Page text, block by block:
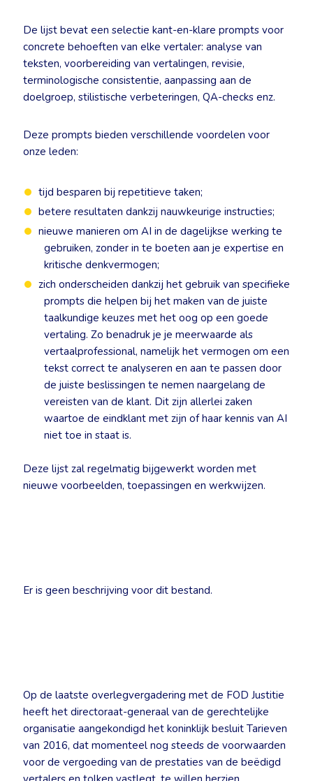
De lijst bevat een selectie kant-en-klare prompts voor
concrete behoeften van elke vertaler: analyse van
teksten, voorbereiding van vertalingen, revisie,
terminologische consistentie, aanpassing aan de
doelgroep, stilistische verbeteringen, QA-checks enz.
Deze prompts bieden verschillende voordelen voor
onze leden:
tijd besparen bij repetitieve taken;
betere resultaten dankzij nauwkeurige instructies;
nieuwe manieren om AI in de dagelijkse werking te
gebruiken, zonder in te boeten aan je expertise en
kritische denkvermogen;
zich onderscheiden dankzij het gebruik van specifieke
prompts die helpen bij het maken van de juiste
taalkundige keuzes met het oog op een goede
vertaling. Zo benadruk je je meerwaarde als
vertaalprofessional, namelijk het vermogen om een
tekst correct te analyseren en aan te passen door
de juiste beslissingen te nemen naargelang de
vereisten van de klant. Dit zijn allerlei zaken
waartoe de eindklant met zijn of haar kennis van AI
niet toe in staat is.
Deze lijst zal regelmatig bijgewerkt worden met
nieuwe voorbeelden, toepassingen en werkwijzen.
Er is geen beschrijving voor dit bestand.
Op de laatste overlegvergadering met de FOD Justitie
heeft het directoraat-generaal van de gerechtelijke
organisatie aangekondigd het koninklijk besluit Tarieven
van 2016, dat momenteel nog steeds de voorwaarden
voor de vergoeding van de prestaties van de beëdigd